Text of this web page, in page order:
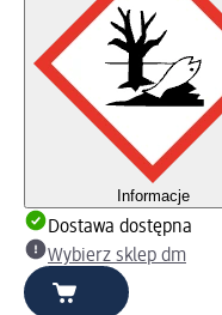
Informacje
Dostawa dostępna
Wybierz sklep dm